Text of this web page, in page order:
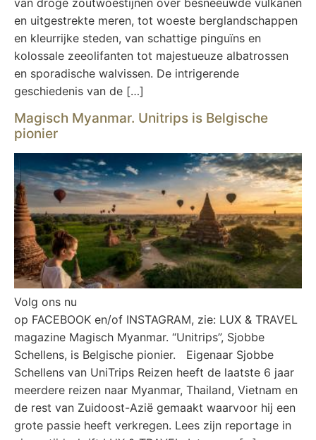
van droge zoutwoestijnen over besneeuwde vulkanen
en uitgestrekte meren, tot woeste berglandschappen
en kleurrijke steden, van schattige pinguïns en
kolossale zeeolifanten tot majestueuze albatrossen
en sporadische walvissen. De intrigerende
geschiedenis van de […]
Magisch Myanmar. Unitrips is Belgische
pionier
Volg ons nu
op FACEBOOK en/of INSTAGRAM, zie: LUX & TRAVEL
magazine Magisch Myanmar. “Unitrips”, Sjobbe
Schellens, is Belgische pionier. Eigenaar Sjobbe
Schellens van UniTrips Reizen heeft de laatste 6 jaar
meerdere reizen naar Myanmar, Thailand, Vietnam en
de rest van Zuidoost-Azië gemaakt waarvoor hij een
grote passie heeft verkregen. Lees zijn reportage in